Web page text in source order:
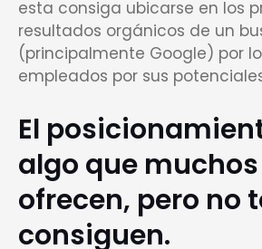
esta consiga ubicarse en los
resultados orgánicos de un
(principalmente Google) por
empleados por sus
El
algo que
ofrecen, pero no
consiguen.